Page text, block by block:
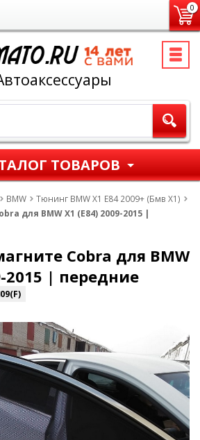
0
ТОВАРОВ
BMW
Тюнинг BMW X1 E84 2009+ (Бмв Х1)
для BMW X1 (E84) 2009-2015 |
Cobra для BMW
2015 | передние